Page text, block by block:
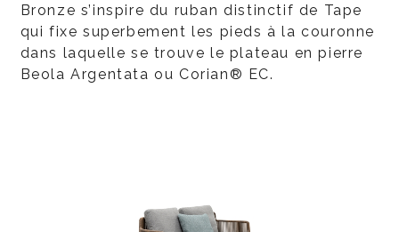
Bronze s’inspire du ruban distinctif de Tape
qui fixe superbement les pieds à la couronne
dans laquelle se trouve le plateau en pierre
Beola Argentata ou Corian® EC.